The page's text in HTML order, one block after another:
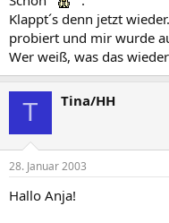
Klappt´s denn jetzt
probiert und mir wurde
Wer weiß, was das
T Tina/HH
28. Januar 2003
Hallo Anja!